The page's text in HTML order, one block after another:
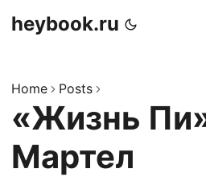
heybook.ru
Home Posts
«Жизнь
Мартел